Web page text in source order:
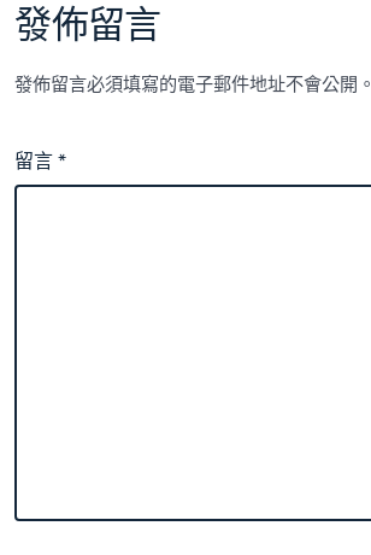
發佈留言
發佈留言必須填寫的電子郵件地址不會公開。
留言*